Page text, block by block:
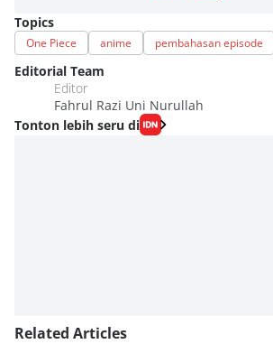
Topics
One Piece anime pembahasan episode
Editorial Team
Editor
Fahrul Razi Uni Nurullah
Tonton lebih seru di
Related Articles